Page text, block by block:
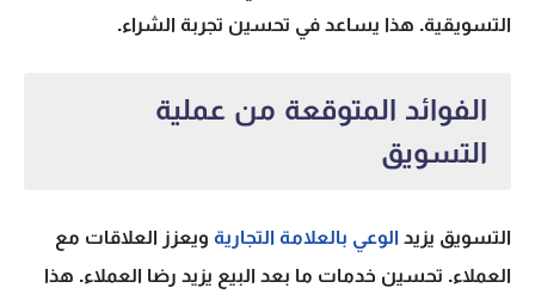
التسويقية. هذا يساعد في تحسين تجربة الشراء.
الفوائد المتوقعة من عملية
التسويق
التسويق يزيد الوعي بالعلامة التجارية ويعزز العلاقات مع
العملاء. تحسين خدمات ما بعد البيع يزيد رضا العملاء. هذا